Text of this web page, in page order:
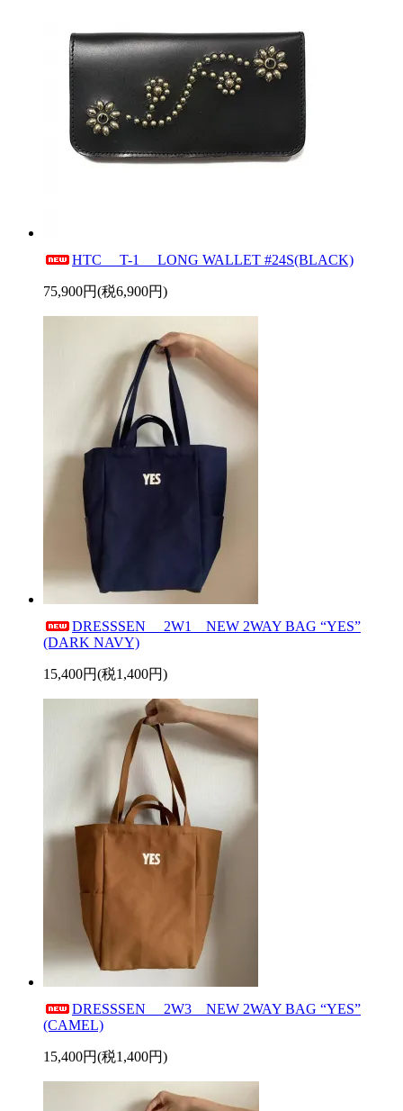
HTC T-1 LONG WALLET #24S(BLACK)
75,900円(税6,900円)
DRESSSEN 2W1 NEW 2WAY BAG “YES”
(DARK NAVY)
15,400円(税1,400円)
DRESSSEN 2W3 NEW 2WAY BAG “YES”
(CAMEL)
15,400円(税1,400円)